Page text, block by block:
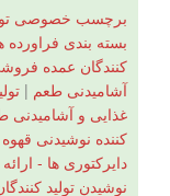
برچسب خصوصی
بسته بندی فراورده
کنندگان عمده
آشامیدنی طعم |
غذایی و آشامیدنی
کننده نوشیدنی قهوه
دایرکتوری ها -
نوشیدن تولید